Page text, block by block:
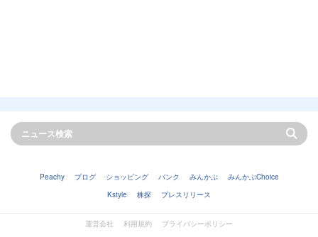
Peachy ブログ ショッピング バンク みんかぶ
みんかぶChoice
Kstyle
株探 プレスリリース
運営会社 利用規約
プライバシーポリシー